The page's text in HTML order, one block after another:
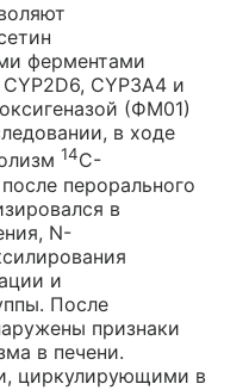
ферментами
CYP3A4 и
(ФМ01)
в ходе
14C-
перорального
в
N-
и
После
признаки
в печени.
циркулирующими в